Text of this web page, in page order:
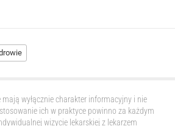
wyłącznie charakter informacyjny i nie
ich w praktyce powinno za każdym
wizycie lekarskiej z lekarzem